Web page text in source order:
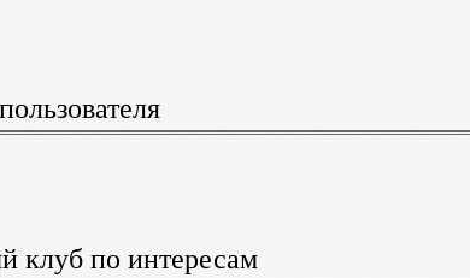
клуб по интересам